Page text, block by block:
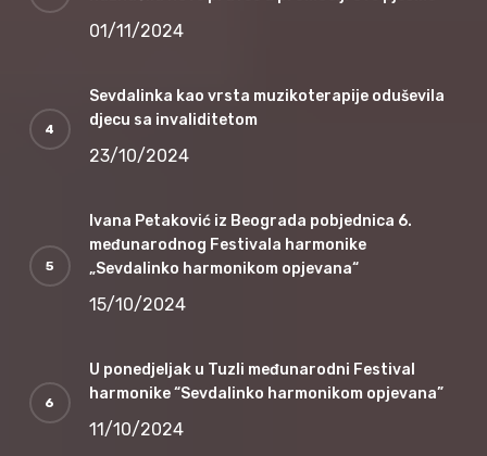
01/11/2024
Sevdalinka kao vrsta muzikoterapije oduševila
djecu sa invaliditetom
23/10/2024
Ivana Petaković iz Beograda pobjednica 6.
međunarodnog Festivala harmonike
„Sevdalinko harmonikom opjevana“
15/10/2024
U ponedjeljak u Tuzli međunarodni Festival
harmonike “Sevdalinko harmonikom opjevana”
11/10/2024